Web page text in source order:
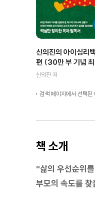
신의진의 아이심리
편 (30만 부 기념
신의진 저
검색 페이지에서 선택된
책 소개
“삶의 우선순위
부모의 속도를